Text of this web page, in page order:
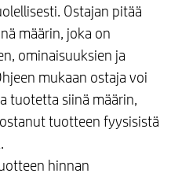
Ostajan pitää
määrin, joka on
ominaisuuksien ja
mukaan ostaja voi
tuotetta siinä määrin,
tuotteen fyysisistä
hinnan